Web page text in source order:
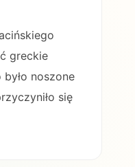
greckie
noszone
się